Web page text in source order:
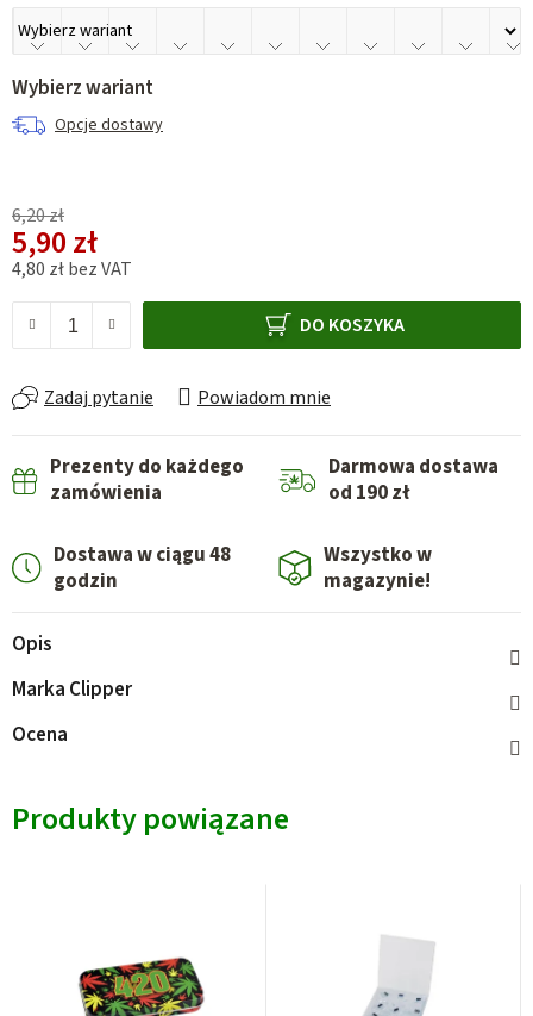
Wybierz wariant
Opcje dostawy
6,20 zł
5,90 zł
4,80 zł bez VAT
DO KOSZYKA
Zadaj pytanie Powiadom mnie
Prezenty do każdego
zamówienia
Darmowa dostawa
od 190 zł
Dostawa w ciągu 48
godzin
Wszystko w
magazynie!
Opis
Marka Clipper
Ocena
Produkty powiązane